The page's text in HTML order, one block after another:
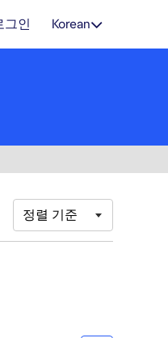
그인 Korean
정렬 기준